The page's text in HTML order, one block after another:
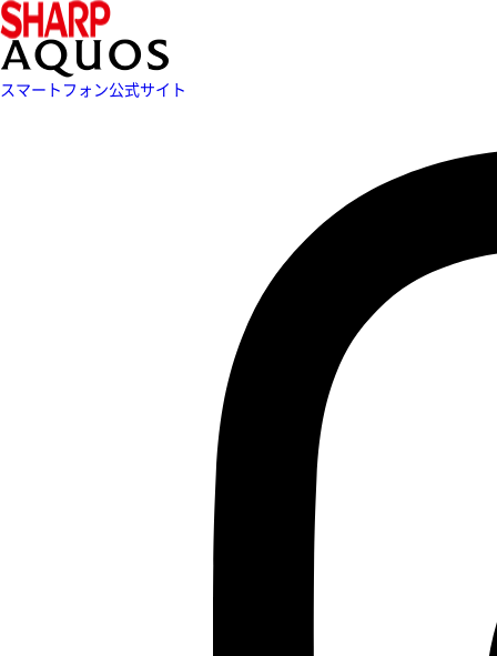
スマートフォン公式サイト